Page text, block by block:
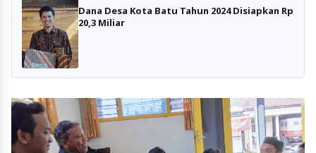
Dana Desa Kota Batu Tahun 2024 Disiapkan Rp
20,3 Miliar